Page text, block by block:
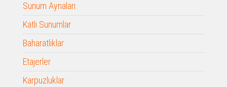
Sunum Aynaları
Katlı Sunumlar
Baharatlıklar
Etajerler
Karpuzluklar